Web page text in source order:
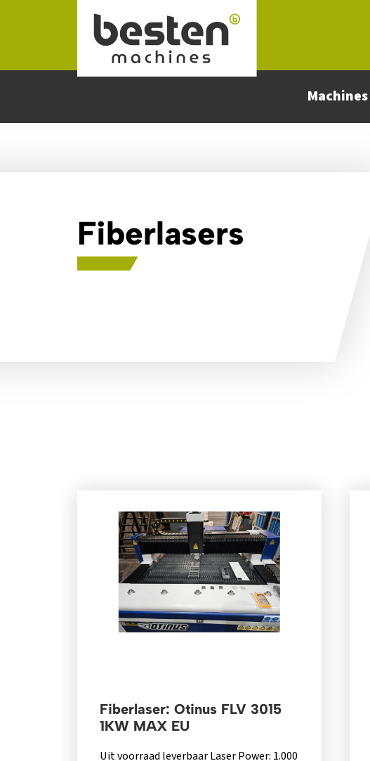
Naar hoofdinhoud
Machines
Fiberlasers
Fiberlaser: Otinus FLV 3015
1KW MAX EU
Uit voorraad leverbaar Laser Power: 1.000